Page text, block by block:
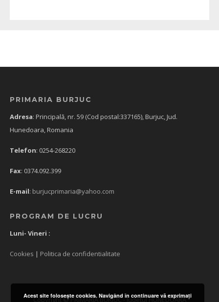
PRIMARIA BURJUC
Adresa: Principală, nr. 59 (Cod postal:337165), Burjuc, Jud.
Hunedoara, Romania
Telefon: 0254-268220
Fax: 0374.092.399
E-mail: burjucprimaria@yahoo.com
PROGRAM DE LUCRU
Luni- Vineri :
Cookies | Politica de confidentialitate
Copyright © PRIMARIA BURJUC - Judetul HUNEDOARA
Acest site foloseşte cookies. Navigând în continuare vă exprimaţi